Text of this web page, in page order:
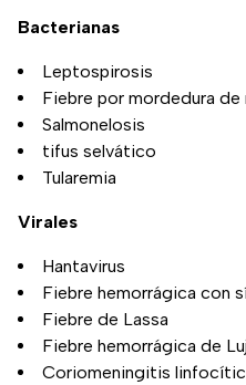
Bacterianas
Leptospirosis
Fiebre por mordedura de
Salmonelosis
tifus selvático
Tularemia
Virales
Hantavirus
Fiebre hemorrágica con
Fiebre de Lassa
Fiebre hemorrágica de
Coriomeningitis